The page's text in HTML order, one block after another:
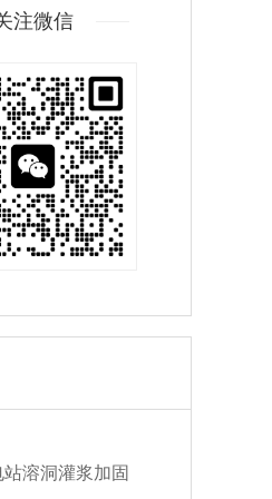
注微信
溶洞灌浆加固